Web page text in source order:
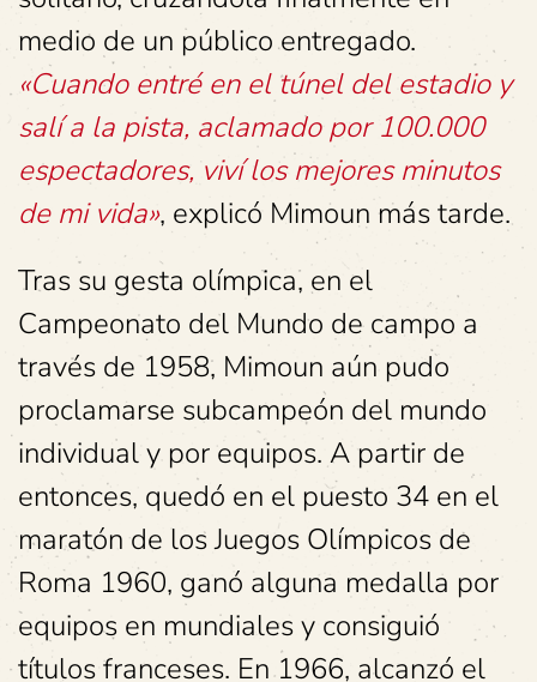
medio de un público entregado.
«Cuando entré en el túnel del estadio y
salí a la pista, aclamado por 100.000
espectadores, viví los mejores minutos
de mi vida», explicó Mimoun más tarde.
Tras su gesta olímpica, en el
Campeonato del Mundo de campo a
través de 1958, Mimoun aún pudo
proclamarse subcampeón del mundo
individual y por equipos. A partir de
entonces, quedó en el puesto 34 en el
maratón de los Juegos Olímpicos de
Roma 1960, ganó alguna medalla por
equipos en mundiales y consiguió
títulos franceses. En 1966, alcanzó el